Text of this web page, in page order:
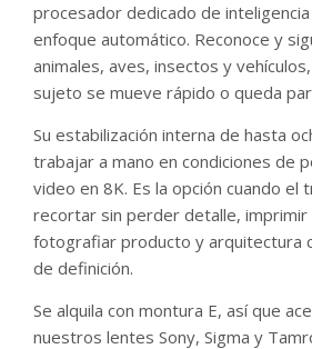
procesador dedicado de
enfoque automático. Reconoce y
animales, aves, insectos y
sujeto se mueve rápido o queda
Su estabilización interna de hasta
trabajar a mano en condiciones de
video en 8K. Es la opción cuando el
recortar sin perder detalle, imprimir
fotografiar producto y arquitectura
de definición.
Se alquila con montura E, así que
nuestros lentes Sony, Sigma y